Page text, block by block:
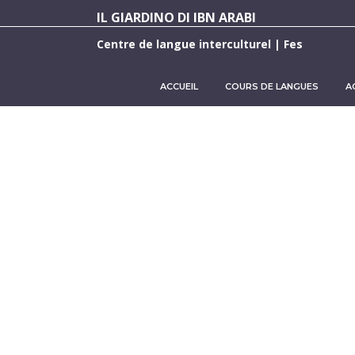
IL GIARDINO DI IBN ARABI
Centre de langue interculturel | Fes
ACCUEIL COURS DE LANGUES